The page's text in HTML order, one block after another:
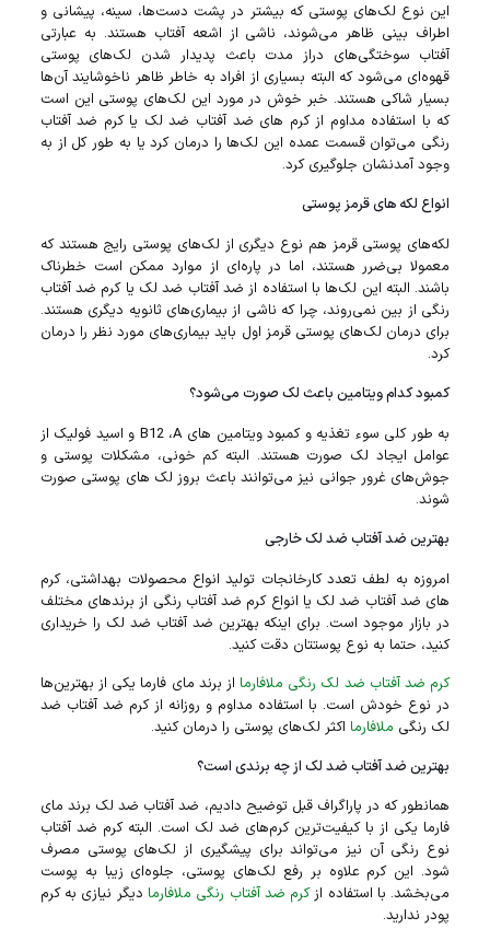
این نوع لک‌های پوستی که بیشتر در پشت دست‌ها، سینه، پیشانی و
اطراف بینی ظاهر می‌شوند، ناشی از اشعه آفتاب هستند. به عبارتی
آفتاب سوختگی‌های دراز مدت باعث پدیدار شدن لک‌های پوستی
قهوه‌ای می‌شود که البته بسیاری از افراد به خاطر ظاهر ناخوشایند آن‌ها
بسیار شاکی هستند. خبر خوش در مورد این لک‌های پوستی این است
که با استفاده مداوم از کرم‌ های ضد آفتاب ضد لک یا کرم ضد آفتاب
رنگی می‌توان قسمت عمده این لک‌ها را درمان کرد یا به طور کل از به
وجود آمدنشان جلوگیری کرد.
انواع لکه‌ های قرمز پوستی
لکه‌های پوستی قرمز هم نوع دیگری از لک‌های پوستی رایج هستند که
معمولا بی‌ضرر هستند، اما در پاره‌ای از موارد ممکن است خطرناک
باشند. البته این لک‌ها با استفاده از ضد آفتاب ضد لک یا کرم ضد آفتاب
رنگی از بین نمی‌روند، چرا که ناشی از بیماری‌های ثانویه دیگری هستند.
برای درمان لک‌های پوستی قرمز اول باید بیماری‌های مورد نظر را درمان
کرد.
کمبود کدام ویتامین باعث لک صورت می‌شود؟
به طور کلی سوء تغذیه و کمبود ویتامین های B12 ،A و اسید فولیک از
عوامل ایجاد لک صورت هستند. البته کم خونی، مشکلات پوستی و
جوش‌های غرور جوانی نیز می‌توانند باعث بروز لک‌ های پوستی صورت
شوند.
بهترین ضد آفتاب ضد لک خارجی
امروزه به لطف تعدد کارخانجات تولید انواع محصولات بهداشتی، کرم‌
های ضد آفتاب ضد لک یا انواع کرم ضد آفتاب رنگی از برند‌های مختلف
در بازار موجود است. برای اینکه بهترین ضد آفتاب ضد لک را خریداری
کنید، حتما به نوع پوستتان دقت کنید.
کرم ضد آفتاب ضد لک رنگی ملافارمااز برند مای فارما یکی از بهترین‌ها
در نوع خودش است. با استفاده مداوم و روزانه از کرم ضد آفتاب ضد
لک رنگی ملافارمااکثر لک‌های پوستی را درمان کنید.
بهترین ضد آفتاب ضد لک از چه برندی است؟
همانطور که در پاراگراف قبل توضیح دادیم، ضد آفتاب ضد لک برند مای
فارما یکی از با کیفیت‌ترین کرم‌های ضد لک است. البته کرم ضد آفتاب
نوع رنگی آن نیز می‌تواند برای پیشگیری از لک‌های پوستی مصرف
شود. این کرم علاوه بر رفع لک‌های پوستی، جلوه‌ای زیبا به پوست
می‌بخشد. با استفاده ازکرم ضد آفتاب رنگی ملافارما دیگر نیازی به کرم
پودر ندارید.